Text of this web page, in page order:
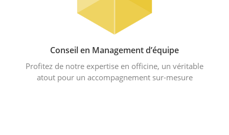
Conseil en Management d’équipe
Profitez de notre expertise en officine, un véritable
atout pour un accompagnement sur-mesure